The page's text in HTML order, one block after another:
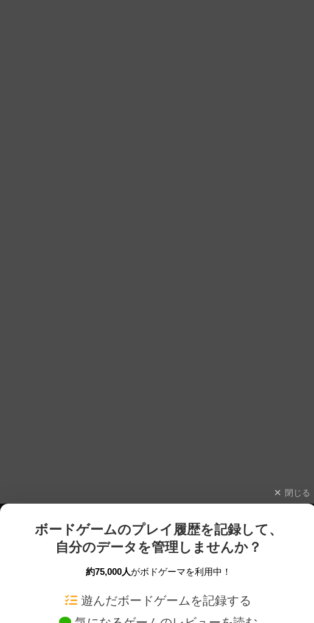
閉じる
ボードゲームのプレイ履歴を記録して、
自分のデータを管理しませんか？
約75,000人がボドゲーマを利用中！
遊んだボードゲームを記録する